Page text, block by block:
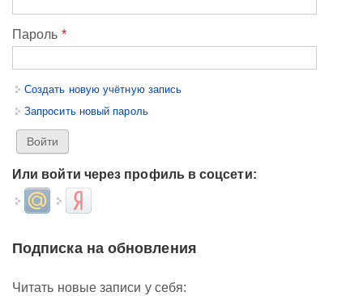
Пароль *
Создать новую учётную запись
Запросить новый пароль
Или войти через профиль в соцсети:
Login with Mail.ruLogin with Яндекс
Подписка на обновления
Читать новые записи у себя: